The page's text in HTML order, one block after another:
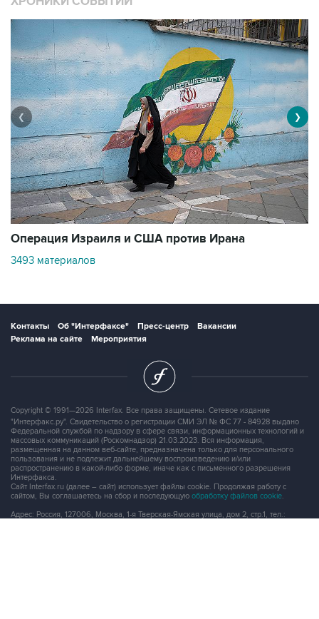
Операция Израиля и США против Ирана
3493 материалов
❮ ❯
Контакты Об "Интерфаксе" Пресс-центр
Вакансии
Реклама на сайте
Мероприятия
Copyright © 1991—2026 Interfax. Все права защищены. Сетевое издание
"Интерфакс.ру". Свидетельство о регистрации СМИ ЭЛ № ФС 77 - 84928 выдано
Федеральной службой по надзору в сфере связи, информационных технологий и
массовых коммуникаций (Роскомнадзор) 21.03.2023. Вся информация,
размещенная на данном веб-сайте, предназначена только для персонального
пользования и не подлежит дальнейшему воспроизведению и/или
распространению в какой-либо форме, иначе как с письменного разрешения
Интерфакса.
Сайт Interfax.ru (далее – сайт) использует файлы cookie. Продолжая работу с
сайтом, Вы соглашаетесь на сбор и последующую обработку файлов cookie.
Адрес: Россия, 127006, Москва, 1-я Тверская-Ямская улица, дом 2, стр.1, тел.: